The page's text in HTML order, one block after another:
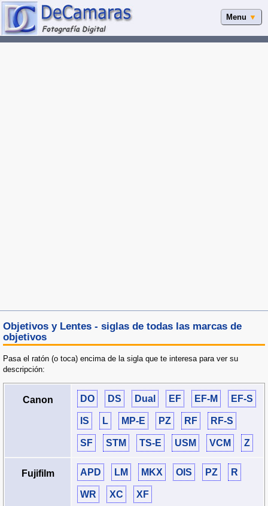
Menu ▼
Objetivos y Lentes - siglas de todas las marcas de
objetivos
Pasa el ratón (o toca) encima de la sigla que te interesa para ver su
descripción:
Canon DO DS Dual EF EF‑M EF‑S
IS L MP‑E PZ RF RF‑S
SF STM TS‑E USM VCM Z
Fujifilm APD LM MKX OIS PZ R
WR XC XF